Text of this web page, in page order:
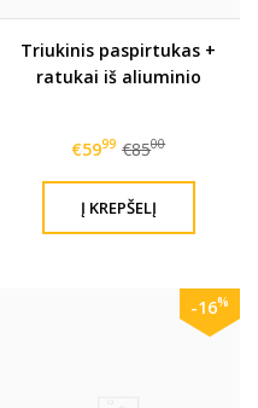
Triukinis paspirtukas +
ratukai iš aliuminio
€5999 €8500
-16%